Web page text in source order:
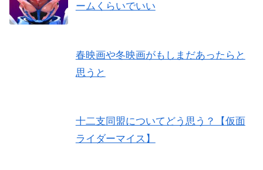
ームくらいでいい
春映画や冬映画がもしまだあったらと
思うと
十二支同盟についてどう思う？【仮面
ライダーマイス】